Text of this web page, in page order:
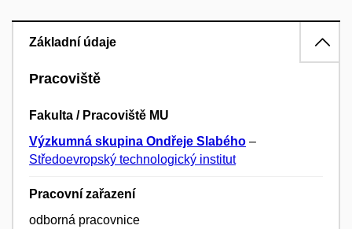
Základní údaje
Pracoviště
Fakulta / Pracoviště MU
Výzkumná skupina Ondřeje Slabého –
Středoevropský technologický institut
Pracovní zařazení
odborná pracovnice